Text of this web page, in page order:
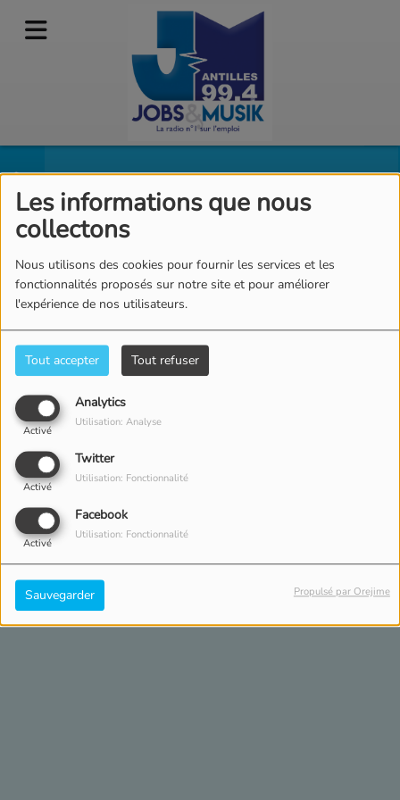
Les informations que nous
collectons
Nous utilisons des cookies pour fournir les services et les
fonctionnalités proposés sur notre site et pour améliorer
l'expérience de nos utilisateurs.
Tout accepter Tout refuser
Analytics
Activé
Utilisation: Analyse
Twitter
Activé
Utilisation: Fonctionnalité
Facebook
Activé
Utilisation: Fonctionnalité
Sauvegarder Propulsé par Orejime
La Web TV
AIDES À L'EMBAUCHE
POUR LES
ENTREPRISES
LE RECRUTEMENT
INCLUSIF